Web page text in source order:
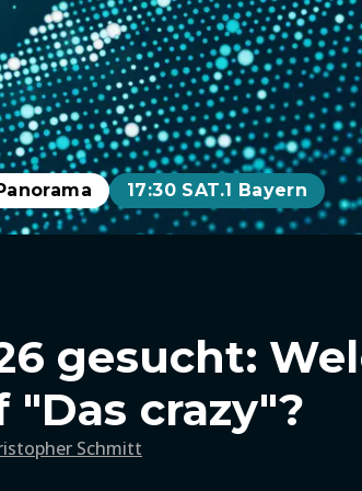
17:30 SAT.1 Bayern
gesucht:
crazy"?
Schmitt